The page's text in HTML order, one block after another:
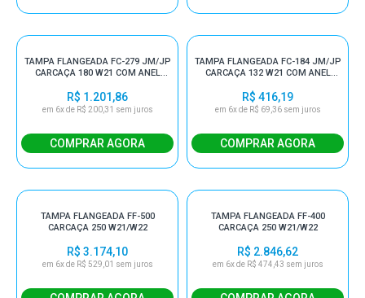
TAMPA FLANGEADA FC-279 JM/JP
CARCAÇA 180 W21 COM ANEL
R$ 1.201,86
em 6x de R$ 200,31 sem juros
TAMPA FLANGEADA FC-184 JM/JP
CARCAÇA 132 W21 COM ANEL
R$ 416,19
em 6x de R$ 69,36 sem juros
TAMPA FLANGEADA FF-500
CARCAÇA 250 W21/W22
R$ 3.174,10
em 6x de R$ 529,01 sem juros
TAMPA FLANGEADA FF-400
CARCAÇA 250 W21/W22
R$ 2.846,62
em 6x de R$ 474,43 sem juros